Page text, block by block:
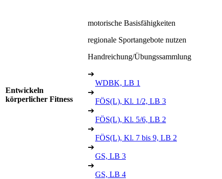
Entwickeln
körperlicher Fitness
motorische Basisfähigkeiten
regionale Sportangebote nutzen
Handreichung/Übungssammlung
➔
WDBK, LB 1
➔
FÖS(L), Kl. 1/2, LB 3
➔
FÖS(L), Kl. 5/6, LB 2
➔
FÖS(L), Kl. 7 bis 9, LB 2
➔
GS, LB 3
➔
GS, LB 4